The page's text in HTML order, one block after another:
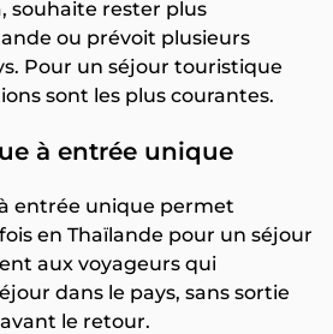
souhaite rester plus
ou prévoit plusieurs
Pour un séjour touristique
sont les plus courantes.
à entrée unique
entrée unique permet
en Thaïlande pour un séjour
aux voyageurs qui
dans le pays, sans sortie
le retour.